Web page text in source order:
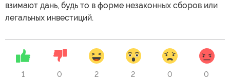
взимают дань, будь то в форме незаконных сборов или
легальных инвестиций.
1 0 2 2 0 0